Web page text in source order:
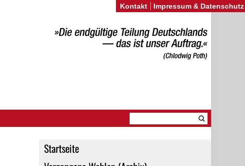
Startseite
Kontakt Impressum & Datenschutz